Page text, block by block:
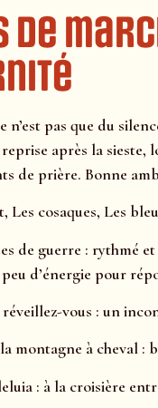
de
n’est pas que du
après la
de prière. Bonne
Les cosaques, Les
de guerre : rythmé
d’énergie pour
vous : un
montagne à cheval :
: à la croisière